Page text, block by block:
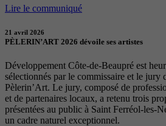
Lire le communiqué
21 avril 2026
PÈLERIN’ART 2026 dévoile ses artistes
Développement Côte-de-Beaupré est
sélectionnés par le commissaire et le jury
Pèlerin’Art. Le jury, composé de
et de partenaires locaux, a retenu trois
présentées au public à Saint Ferréol-les-
un cadre naturel exceptionnel.